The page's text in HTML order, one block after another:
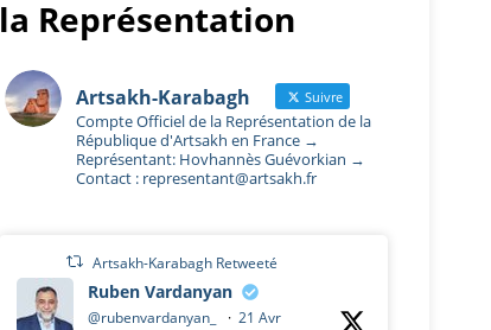
la Représentation
Artsakh-Karabagh Suivre
Compte Officiel de la Représentation de la
République d'Artsakh en France →
Représentant: Hovhannès Guévorkian →
Contact : representant@artsakh.fr
Artsakh-Karabagh Retweeté
Ruben Vardanyan
@rubenvardanyan_ · 21 Avr